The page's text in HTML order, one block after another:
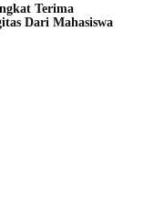
Terima
Dari Mahasiswa